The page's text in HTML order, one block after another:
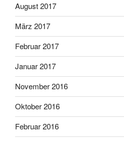
August 2017
März 2017
Februar 2017
Januar 2017
November 2016
Oktober 2016
Februar 2016